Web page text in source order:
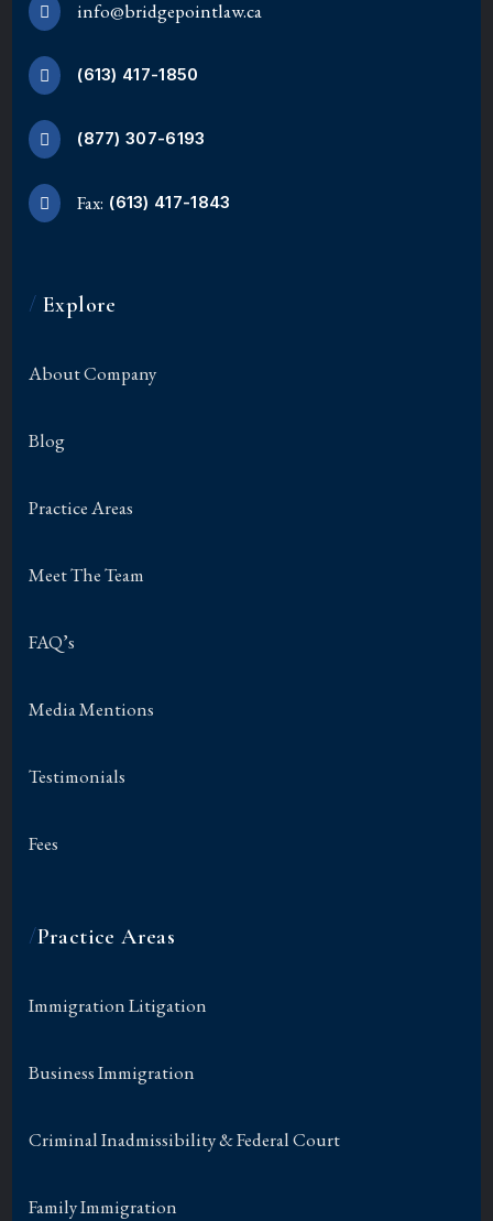
info@bridgepointlaw.ca
(613) 417-1850
(877) 307-6193
Fax: (613) 417-1843
/ Explore
About Company
Blog
Practice Areas
Meet The Team
FAQ’s
Media Mentions
Testimonials
Fees
/Practice Areas
Immigration Litigation
Business Immigration
Criminal Inadmissibility & Federal Court
Family Immigration